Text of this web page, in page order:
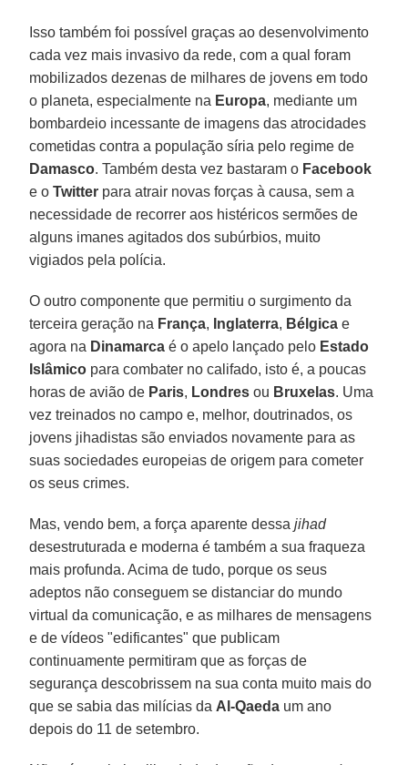
Isso também foi possível graças ao desenvolvimento
cada vez mais invasivo da rede, com a qual foram
mobilizados dezenas de milhares de jovens em todo
o planeta, especialmente na Europa, mediante um
bombardeio incessante de imagens das atrocidades
cometidas contra a população síria pelo regime de
Damasco. Também desta vez bastaram o Facebook
e oTwitter para atrair novas forças à causa, sem a
necessidade de recorrer aos histéricos sermões de
alguns imanes agitados dos subúrbios, muito
vigiados pela polícia.
O outro componente que permitiu o surgimento da
terceira geração na França, Inglaterra, Bélgica e
agora na Dinamarca é o apelo lançado pelo Estado
Islâmico para combater no califado, isto é, a poucas
horas de avião de Paris, Londres ou Bruxelas. Uma
vez treinados no campo e, melhor, doutrinados, os
jovens jihadistas são enviados novamente para as
suas sociedades europeias de origem para cometer
os seus crimes.
Mas, vendo bem, a força aparente dessajihad
desestruturada e moderna é também a sua fraqueza
mais profunda. Acima de tudo, porque os seus
adeptos não conseguem se distanciar do mundo
virtual da comunicação, e as milhares de mensagens
e de vídeos "edificantes" que publicam
continuamente permitiram que as forças de
segurança descobrissem na sua conta muito mais do
que se sabia das milícias da Al-Qaeda um ano
depois do 11 de setembro.